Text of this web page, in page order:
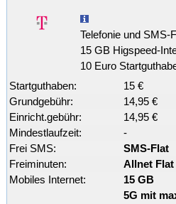
Telefonie und SMS-
15 GB Higspeed-
10 Euro
Startguthaben:
15 €
Grundgebühr:
14,95 €
Einricht.gebühr:
14,95 €
Mindestlaufzeit:
-
Frei SMS:
SMS-Flat
Freiminuten:
Allnet Flat
Mobiles Internet:
15 GB
5G mit